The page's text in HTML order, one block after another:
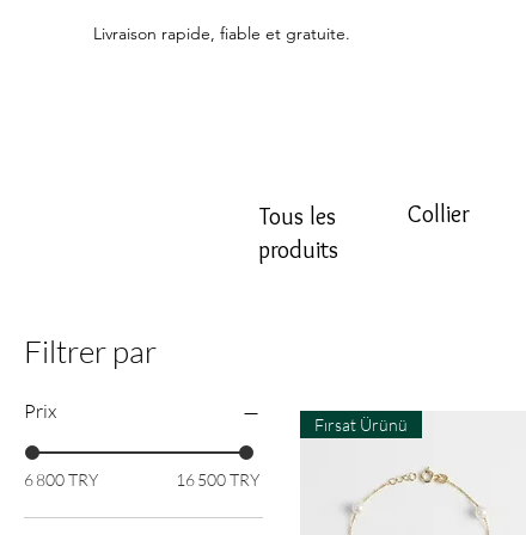
Livraison rapide, fiable et gratuite.
Tous les
produits
Collier
Filtrer par
Prix
6 800 TRY 16 500 TRY
Fırsat Ürünü